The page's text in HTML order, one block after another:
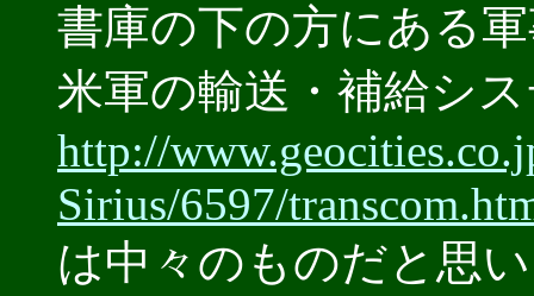
書庫の下の方にある
米軍の輸送・補給シ
http://
Sirius/6597/
は中々のものだと思